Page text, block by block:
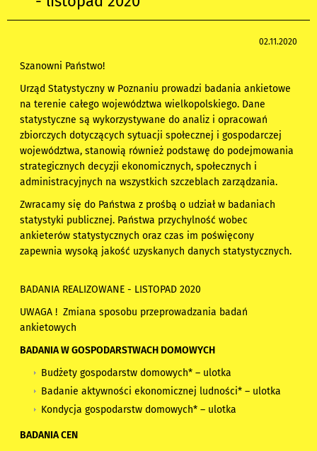
02.11.2020
Szanowni Państwo!
Urząd Statystyczny w Poznaniu prowadzi badania ankietowe
na terenie całego województwa wielkopolskiego. Dane
statystyczne są wykorzystywane do analiz i opracowań
zbiorczych dotyczących sytuacji społecznej i gospodarczej
województwa, stanowią również podstawę do podejmowania
strategicznych decyzji ekonomicznych, społecznych i
administracyjnych na wszystkich szczeblach zarządzania.
Zwracamy się do Państwa z prośbą o udział w badaniach
statystyki publicznej. Państwa przychylność wobec
ankieterów statystycznych oraz czas im poświęcony
zapewnia wysoką jakość uzyskanych danych statystycznych.
BADANIA REALIZOWANE - LISTOPAD 2020
UWAGA !Zmiana sposobu przeprowadzania badań
ankietowych
BADANIA W GOSPODARSTWACH DOMOWYCH
Budżety gospodarstw domowych* – ulotka
Badanie aktywności ekonomicznej ludności* – ulotka
Kondycja gospodarstw domowych* – ulotka
BADANIA CEN